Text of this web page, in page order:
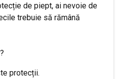
de piept, ai nevoie de
trebuie să rămână
protecții.